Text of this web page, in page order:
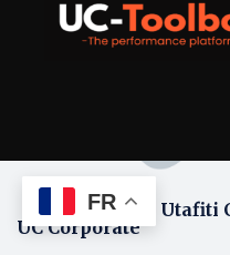
Utafiti
UC Corporate
FR